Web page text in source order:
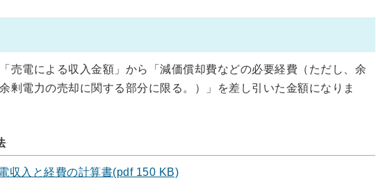
売電による収入金額」から「減価償却費などの必要経費（ただし、余
剰電力の売却に関する部分に限る。）」を差し引いた金額になりま
収入と経費の計算書(pdf 150 KB)